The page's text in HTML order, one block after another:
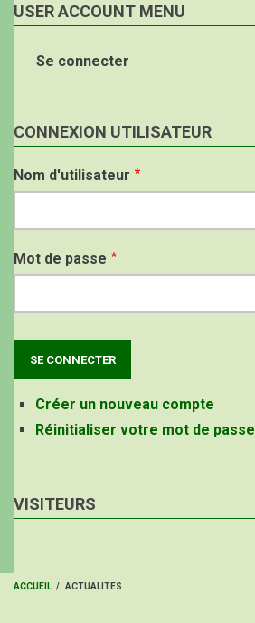
USER ACCOUNT MENU
Se connecter
CONNEXION UTILISATEUR
Nom d'utilisateur
Mot de passe
Créer un nouveau compte
Réinitialiser votre mot de passe
VISITEURS
ACCUEIL / ACTUALITES